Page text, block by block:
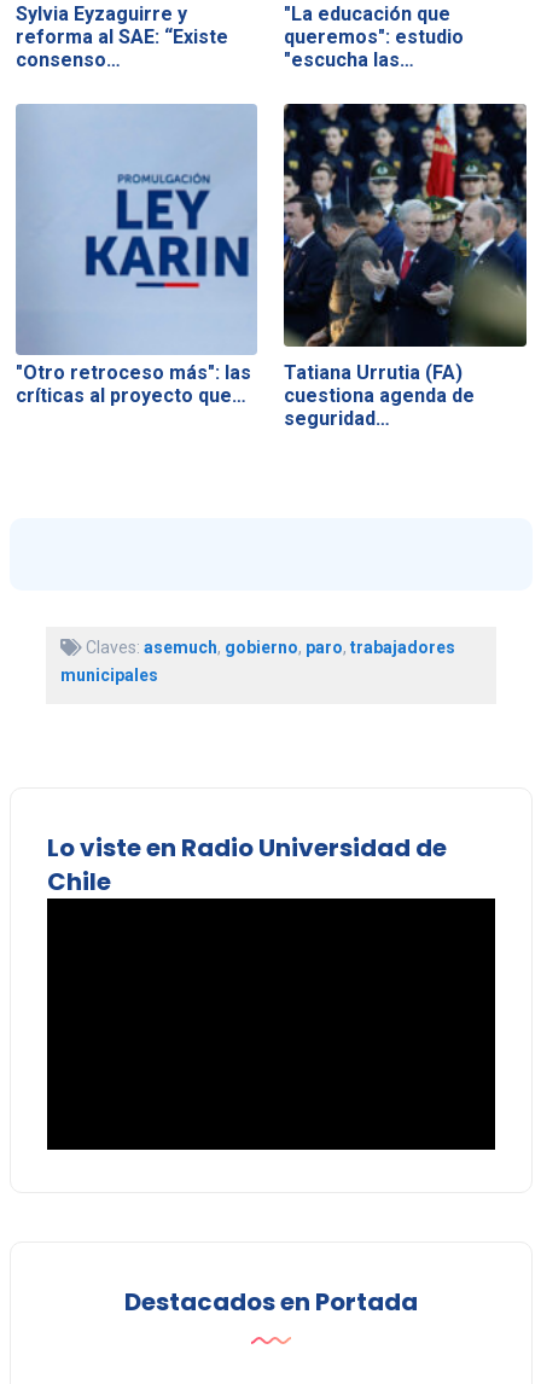
Sylvia Eyzaguirre y
reforma al SAE: “Existe
consenso…
"La educación que
queremos": estudio
"escucha las…
"Otro retroceso más": las
críticas al proyecto que…
Tatiana Urrutia (FA)
cuestiona agenda de
seguridad…
Claves: asemuch, gobierno, paro, trabajadores
municipales
Lo viste en Radio Universidad de
Chile
Destacados en Portada